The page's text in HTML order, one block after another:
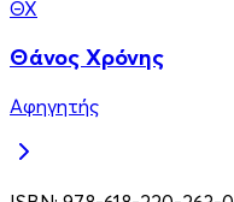
ΘΧ
Θάνος Χρόνης
Αφηγητής